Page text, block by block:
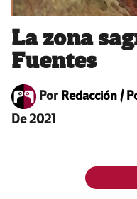
La zona
Fuentes
Por Redacción /
De 2021